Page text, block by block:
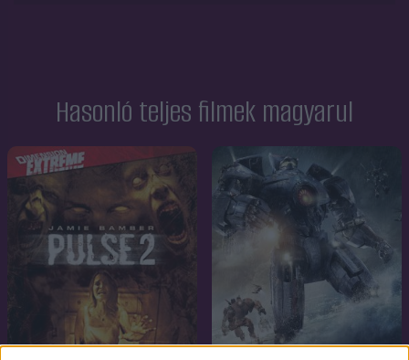
Hasonló teljes filmek magyarul